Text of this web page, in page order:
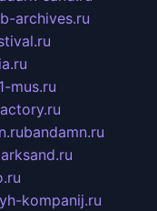
archives.ru
1-mus.ru
bandamn.ru
kompanij.ru